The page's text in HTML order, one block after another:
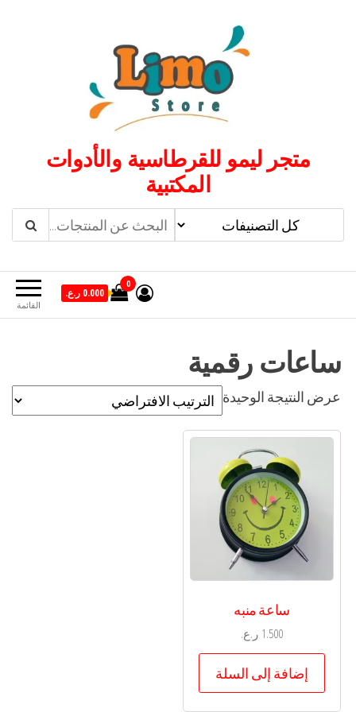
متجر ليمو للقرطاسية والأدوات
المكتبية
القائمة
0
0.000 ر.ع.
ساعات رقمية
عرض النتيجة الوحيدة
ساعة منبه
1.500 ر.ع.
إضافة إلى السلة